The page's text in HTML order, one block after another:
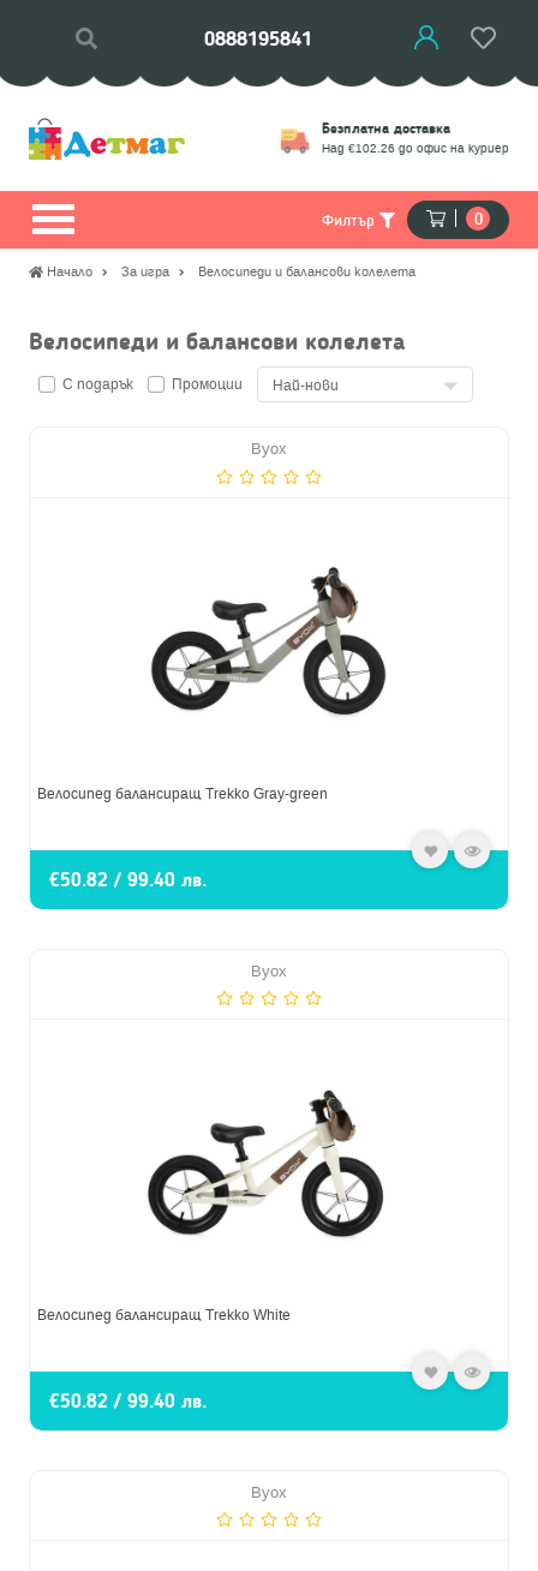
0888195841
Замяна на стоки
Безплатна доставка
Над €102.26 до офис на куриер
Филтър 0
Начало За игра Велосипеди и балансови колелета
Велосипеди и балансови колелета
С подарък Промоции
Byox
Велосипед балансиращ Trekko Gray-green
€50.82 / 99.40 лв.
Byox
Велосипед балансиращ Trekko White
€50.82 / 99.40 лв.
Byox